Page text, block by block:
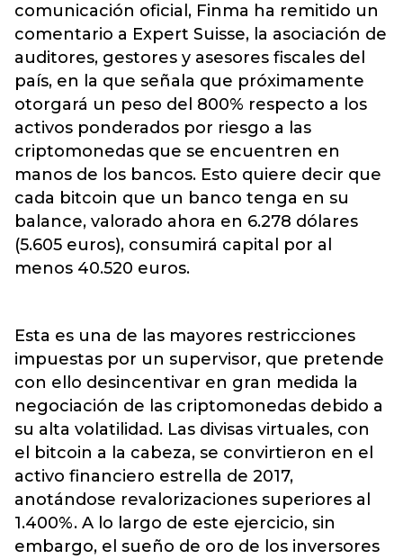
comunicación oficial, Finma ha remitido un
comentario a Expert Suisse, la asociación de
auditores, gestores y asesores fiscales del
país, en la que señala que próximamente
otorgará un peso del 800% respecto a los
activos ponderados por riesgo a las
criptomonedas que se encuentren en
manos de los bancos. Esto quiere decir que
cada bitcoin que un banco tenga en su
balance, valorado ahora en 6.278 dólares
(5.605 euros), consumirá capital por al
menos 40.520 euros.
Esta es una de las mayores restricciones
impuestas por un supervisor, que pretende
con ello desincentivar en gran medida la
negociación de las criptomonedas debido a
su alta volatilidad. Las divisas virtuales, con
el bitcoin a la cabeza, se convirtieron en el
activo financiero estrella de 2017,
anotándose revalorizaciones superiores al
1.400%. A lo largo de este ejercicio, sin
embargo, el sueño de oro de los inversores